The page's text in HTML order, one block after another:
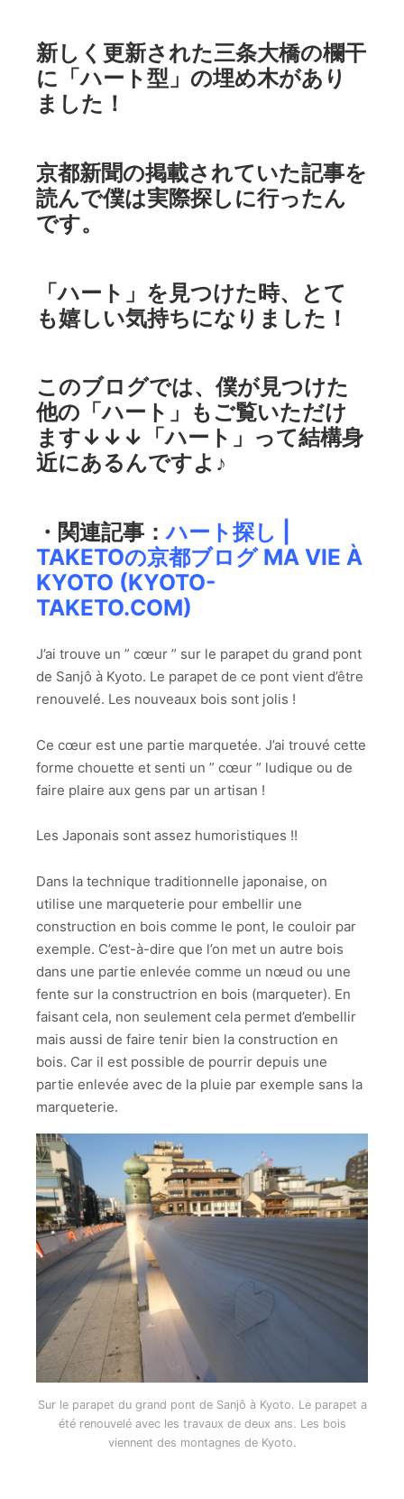
新しく更新された三条大橋の欄干
に「ハート型」の埋め木があり
ました！
京都新聞の掲載されていた記事を
読んで僕は実際探しに行ったん
です。
「ハート」を見つけた時、とて
も嬉しい気持ちになりました！
このブログでは、僕が見つけた
他の「ハート」もご覧いただけ
ます↓↓↓「ハート」って結構身
近にあるんですよ♪
・関連記事：ハート探し |
TAKETOの京都ブログ MA VIE À
KYOTO (KYOTO-
TAKETO.COM)
J’ai trouve un ” cœur ” sur le parapet du grand pont
de Sanjô à Kyoto. Le parapet de ce pont vient d’être
renouvelé. Les nouveaux bois sont jolis !
Ce cœur est une partie marquetée. J’ai trouvé cette
forme chouette et senti un ” cœur ” ludique ou de
faire plaire aux gens par un artisan !
Les Japonais sont assez humoristiques !!
Dans la technique traditionnelle japonaise, on
utilise une marqueterie pour embellir une
construction en bois comme le pont, le couloir par
exemple. C’est-à-dire que l’on met un autre bois
dans une partie enlevée comme un nœud ou une
fente sur la constructrion en bois (marqueter). En
faisant cela, non seulement cela permet d’embellir
mais aussi de faire tenir bien la construction en
bois. Car il est possible de pourrir depuis une
partie enlevée avec de la pluie par exemple sans la
marqueterie.
Sur le parapet du grand pont de Sanjô à Kyoto. Le parapet a
été renouvelé avec les travaux de deux ans. Les bois
viennent des montagnes de Kyoto.